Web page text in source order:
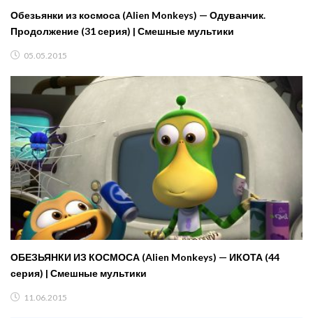
Обезьянки из космоса (Alien Monkeys) — Одуванчик.
Продолжение (31 серия) | Смешные мультики
05.05.2015
ОБЕЗЬЯНКИ ИЗ КОСМОСА (Alien Monkeys) — ИКОТА (44
серия) | Смешные мультики
11.06.2015